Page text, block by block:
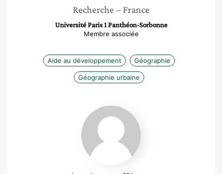
Recherche – France
Université Paris 1 Panthéon-Sorbonne
Membre associée
Aide au développement Géographie
Géographie urbaine
Béatrice
Collignon